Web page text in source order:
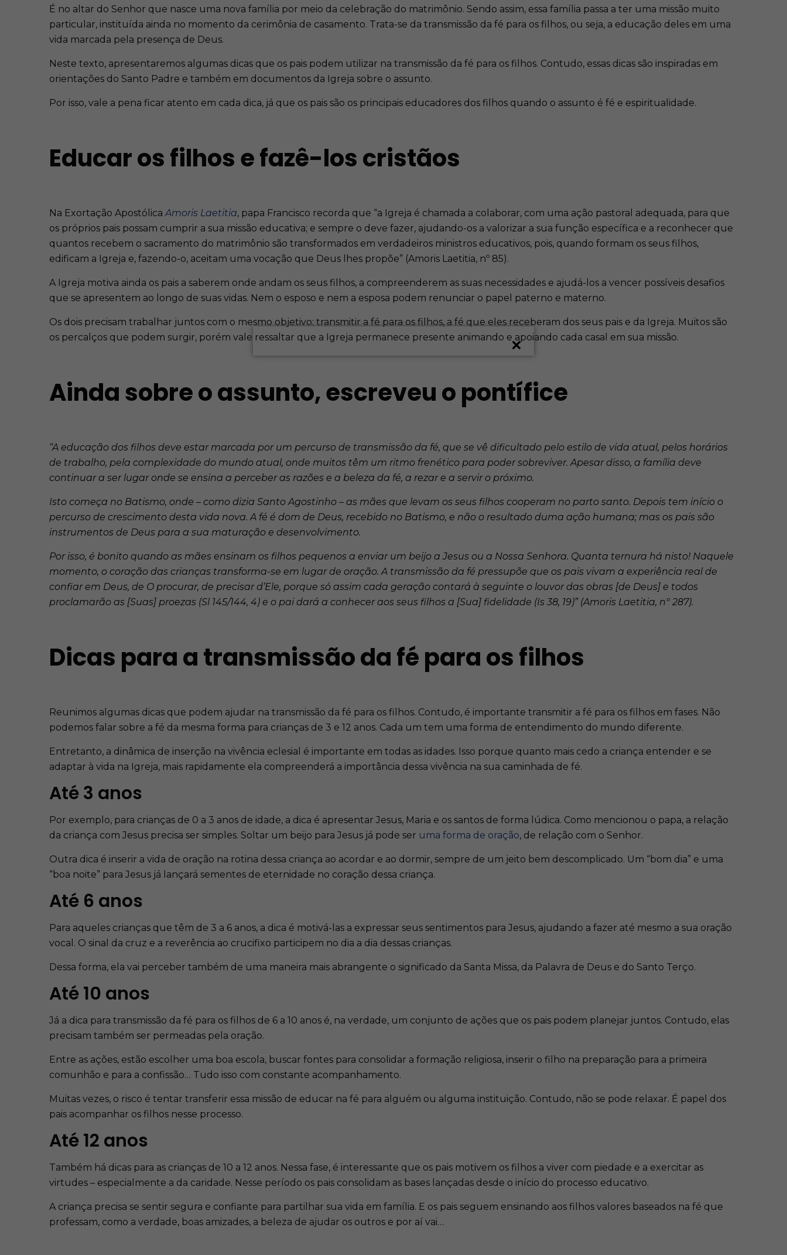
É no altar do Senhor que nasce uma nova família por meio da celebração do matrimônio. Sendo assim, essa família passa a ter uma missão muito
particular, instituída ainda no momento da cerimônia de casamento. Trata-se da transmissão da fé para os filhos, ou seja, a educação deles em uma
vida marcada pela presença de Deus.
Neste texto, apresentaremos algumas dicas que os pais podem utilizar na transmissão da fé para os filhos. Contudo, essas dicas são inspiradas em
orientações do Santo Padre e também em documentos da Igreja sobre o assunto.
Por isso, vale a pena ficar atento em cada dica, já que os pais são os principais educadores dos filhos quando o assunto é fé e espiritualidade.
Educar os filhos e fazê-los cristãos
Na Exortação ApostólicaAmoris Laetitia, papa Francisco recorda que “a Igreja é chamada a colaborar, com uma ação pastoral adequada, para que
os próprios pais possam cumprir a sua missão educativa; e sempre o deve fazer, ajudando-os a valorizar a sua função específica e a reconhecer que
quantos recebem o sacramento do matrimônio são transformados em verdadeiros ministros educativos, pois, quando formam os seus filhos,
edificam a Igreja e, fazendo-o, aceitam uma vocação que Deus lhes propõe” (Amoris Laetitia, nº 85).
A Igreja motiva ainda os pais a saberem onde andam os seus filhos, a compreenderem as suas necessidades e ajudá-los a vencer possíveis desafios
que se apresentem ao longo de suas vidas. Nem o esposo e nem a esposa podem renunciar o papel paterno e materno.
Os dois precisam trabalhar juntos com o mesmo objetivo: transmitir a fé para os filhos, a fé que eles receberam dos seus pais e da Igreja. Muitos são
os percalços que podem surgir, porém vale ressaltar que a Igreja permanece presente animando e apoiando cada casal em sua missão.
Ainda sobre o assunto, escreveu o pontífice
“A educação dos filhos deve estar marcada por um percurso de transmissão da fé, que se vê dificultado pelo estilo de vida atual, pelos horários
de trabalho, pela complexidade do mundo atual, onde muitos têm um ritmo frenético para poder sobreviver. Apesar disso, a família deve
continuar a ser lugar onde se ensina a perceber as razões e a beleza da fé, a rezar e a servir o próximo.
Isto começa no Batismo, onde – como dizia Santo Agostinho – as mães que levam os seus filhos cooperam no parto santo. Depois tem início o
percurso de crescimento desta vida nova. A fé é dom de Deus, recebido no Batismo, e não o resultado duma ação humana; mas os pais são
instrumentos de Deus para a sua maturação e desenvolvimento.
Por isso, é bonito quando as mães ensinam os filhos pequenos a enviar um beijo a Jesus ou a Nossa Senhora. Quanta ternura há nisto! Naquele
momento, o coração das crianças transforma-se em lugar de oração. A transmissão da fé pressupõe que os pais vivam a experiência real de
confiar em Deus, de O procurar, de precisar d’Ele, porque só assim cada geração contará à seguinte o louvor das obras [de Deus] e todos
proclamarão as [Suas] proezas (Sl 145/144, 4) e o pai dará a conhecer aos seus filhos a [Sua] fidelidade (Is 38, 19)” (Amoris Laetitia, nº 287).
Dicas para a transmissão da fé para os filhos
Reunimos algumas dicas que podem ajudar na transmissão da fé para os filhos. Contudo, é importante transmitir a fé para os filhos em fases. Não
podemos falar sobre a fé da mesma forma para crianças de 3 e 12 anos. Cada um tem uma forma de entendimento do mundo diferente.
Entretanto, a dinâmica de inserção na vivência eclesial é importante em todas as idades. Isso porque quanto mais cedo a criança entender e se
adaptar à vida na Igreja, mais rapidamente ela compreenderá a importância dessa vivência na sua caminhada de fé.
Até 3 anos
Por exemplo, para crianças de 0 a 3 anos de idade, a dica é apresentar Jesus, Maria e os santos de forma lúdica. Como mencionou o papa, a relação
da criança com Jesus precisa ser simples. Soltar um beijo para Jesus já pode ser uma forma de oração, de relação com o Senhor.
Outra dica é inserir a vida de oração na rotina dessa criança ao acordar e ao dormir, sempre de um jeito bem descomplicado. Um “bom dia” e uma
“boa noite” para Jesus já lançará sementes de eternidade no coração dessa criança.
Até 6 anos
Para aqueles crianças que têm de 3 a 6 anos, a dica é motivá-las a expressar seus sentimentos para Jesus, ajudando a fazer até mesmo a sua oração
vocal. O sinal da cruz e a reverência ao crucifixo participem no dia a dia dessas crianças.
Dessa forma, ela vai perceber também de uma maneira mais abrangente o significado da Santa Missa, da Palavra de Deus e do Santo Terço.
Até 10 anos
Já a dica para transmissão da fé para os filhos de 6 a 10 anos é, na verdade, um conjunto de ações que os pais podem planejar juntos. Contudo, elas
precisam também ser permeadas pela oração.
Entre as ações, estão escolher uma boa escola, buscar fontes para consolidar a formação religiosa, inserir o filho na preparação para a primeira
comunhão e para a confissão… Tudo isso com constante acompanhamento.
Muitas vezes, o risco é tentar transferir essa missão de educar na fé para alguém ou alguma instituição. Contudo, não se pode relaxar. É papel dos
pais acompanhar os filhos nesse processo.
Até 12 anos
Também há dicas para as crianças de 10 a 12 anos. Nessa fase, é interessante que os pais motivem os filhos a viver com piedade e a exercitar as
virtudes – especialmente a da caridade. Nesse período os pais consolidam as bases lançadas desde o início do processo educativo.
A criança precisa se sentir segura e confiante para partilhar sua vida em família. E os pais seguem ensinando aos filhos valores baseados na fé que
professam, como a verdade, boas amizades, a beleza de ajudar os outros e por aí vai…